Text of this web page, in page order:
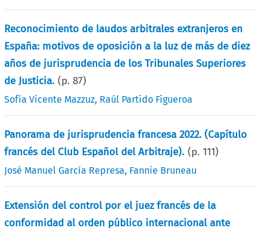
Reconocimiento de laudos arbitrales extranjeros en
España: motivos de oposición a la luz de más de diez
años de jurisprudencia de los Tribunales Superiores
de Justicia. (p.87)
Sofía Vicente Mazzuz, Raúl Partido Figueroa
Panorama de jurisprudencia francesa 2022. (Capítulo
francés del Club Español del Arbitraje). (p.111)
José Manuel García Represa, Fannie Bruneau
Extensión del control por el juez francés de la
conformidad al orden público internacional ante